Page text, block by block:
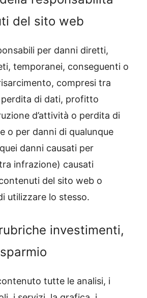
del sito web
per danni diretti,
temporanei, conseguenti o
compresi tra
perdita di dati, profitto
d’attività o perdita di
o per danni di qualunque
danni causati per
infrazione) causati
del sito web o
utilizzare lo stesso.
investimenti,
tutte le analisi, i